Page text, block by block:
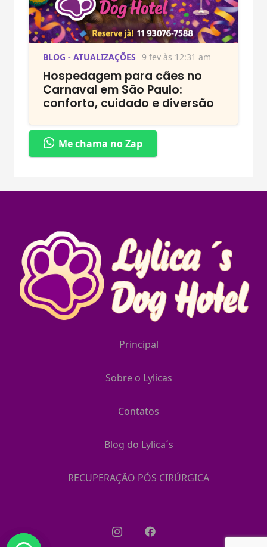
BLOG - ATUALIZAÇÕES 9 fev às 12:31 am
Hospedagem para cães no
Carnaval em São Paulo:
conforto, cuidado e diversão
Me chama no Zap
Principal
Sobre o Lylicas
Contatos
Blog do Lylica´s
RECUPERAÇÃO PÓS CIRÚRGICA